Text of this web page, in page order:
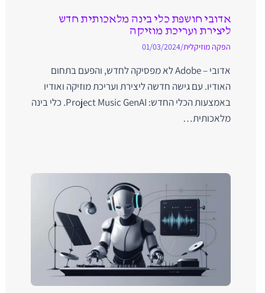
אדובי חושפת כלי בינה מלאכותית חדש
ליצירת ועריכת מוזיקה
הפקה מוזיקלית/
01/03/2024
אדובי – Adobe לא מפסיקה לחדש, והפעם בתחום
האודיו. עם גישה חדשה ליצירת ועריכת מוזיקה ואודיו
באמצעות הכלי החדש: Project Music GenAI. כלי בינה
מלאכותית…